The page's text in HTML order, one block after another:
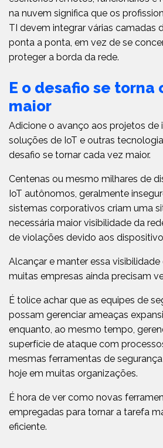
na nuvem significa que os
TI devem integrar várias camadas
ponta a ponta, em vez de se
proteger a borda da rede.
E o desafio se torna
maior
Adicione o avanço aos projetos de
soluções de IoT e outras
desafio se tornar cada vez maior.
Centenas ou mesmo milhares de
IoT autônomos, geralmente
sistemas corporativos criam uma
necessária maior visibilidade da
de violações devido aos
Alcançar e manter essa
muitas empresas ainda precisam
É tolice achar que as equipes de
possam gerenciar ameaças
enquanto, ao mesmo tempo,
superfície de ataque com
mesmas ferramentas de
hoje em muitas organizações.
É hora de ver como novas
empregadas para tornar a tarefa
eficiente.